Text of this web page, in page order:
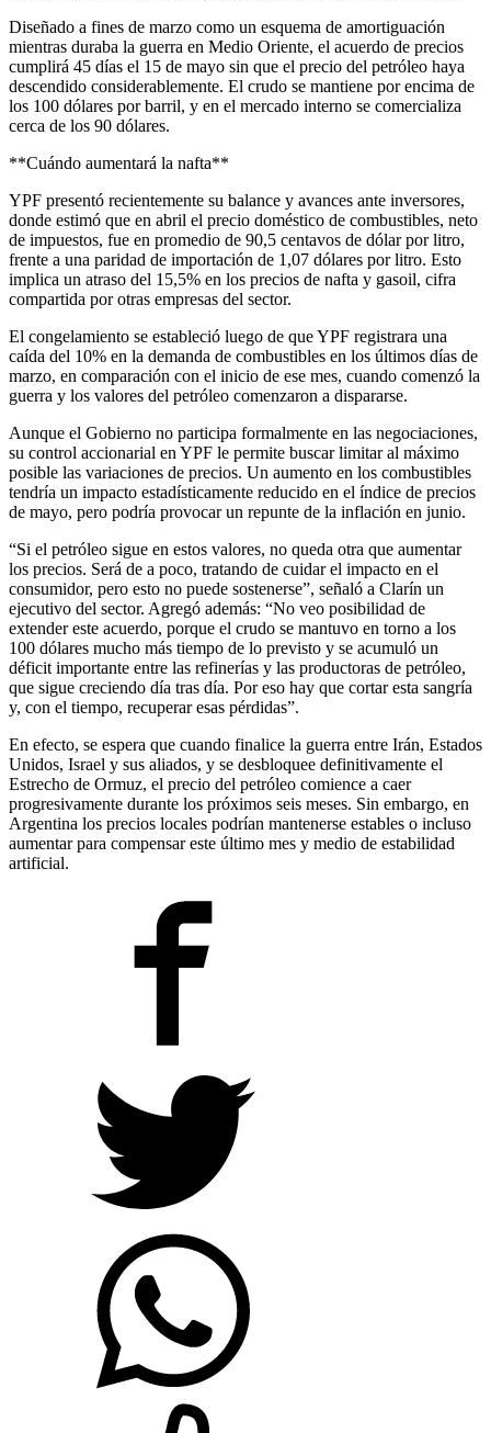
Diseñado a fines de marzo como un esquema de amortiguación
mientras duraba la guerra en Medio Oriente, el acuerdo de precios
cumplirá 45 días el 15 de mayo sin que el precio del petróleo haya
descendido considerablemente. El crudo se mantiene por encima de
los 100 dólares por barril, y en el mercado interno se comercializa
cerca de los 90 dólares.
**Cuándo aumentará la nafta**
YPF presentó recientemente su balance y avances ante inversores,
donde estimó que en abril el precio doméstico de combustibles, neto
de impuestos, fue en promedio de 90,5 centavos de dólar por litro,
frente a una paridad de importación de 1,07 dólares por litro. Esto
implica un atraso del 15,5% en los precios de nafta y gasoil, cifra
compartida por otras empresas del sector.
El congelamiento se estableció luego de que YPF registrara una
caída del 10% en la demanda de combustibles en los últimos días de
marzo, en comparación con el inicio de ese mes, cuando comenzó la
guerra y los valores del petróleo comenzaron a dispararse.
Aunque el Gobierno no participa formalmente en las negociaciones,
su control accionarial en YPF le permite buscar limitar al máximo
posible las variaciones de precios. Un aumento en los combustibles
tendría un impacto estadísticamente reducido en el índice de precios
de mayo, pero podría provocar un repunte de la inflación en junio.
“Si el petróleo sigue en estos valores, no queda otra que aumentar
los precios. Será de a poco, tratando de cuidar el impacto en el
consumidor, pero esto no puede sostenerse”, señaló a Clarín un
ejecutivo del sector. Agregó además: “No veo posibilidad de
extender este acuerdo, porque el crudo se mantuvo en torno a los
100 dólares mucho más tiempo de lo previsto y se acumuló un
déficit importante entre las refinerías y las productoras de petróleo,
que sigue creciendo día tras día. Por eso hay que cortar esta sangría
y, con el tiempo, recuperar esas pérdidas”.
En efecto, se espera que cuando finalice la guerra entre Irán, Estados
Unidos, Israel y sus aliados, y se desbloquee definitivamente el
Estrecho de Ormuz, el precio del petróleo comience a caer
progresivamente durante los próximos seis meses. Sin embargo, en
Argentina los precios locales podrían mantenerse estables o incluso
aumentar para compensar este último mes y medio de estabilidad
artificial.